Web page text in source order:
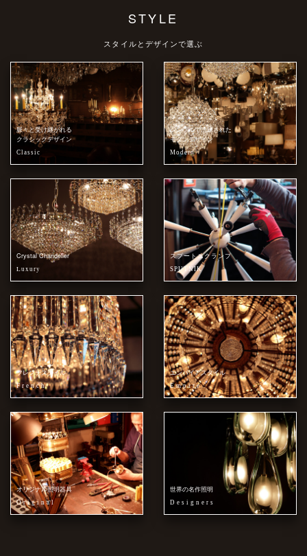
STYLE
スタイルとデザインで選ぶ
脈々と受け継がれる
クラシックデザイン
Classic
シンプルで洗練された
モダンデザイン
Modern
Crystal Chandelier
Luxury
スプートニクランプ
SPUTNIK
フレンチスタイル
French
エンパイアスタイル
Empire
オリジナル照明器具
Original
世界の名作照明
Designers